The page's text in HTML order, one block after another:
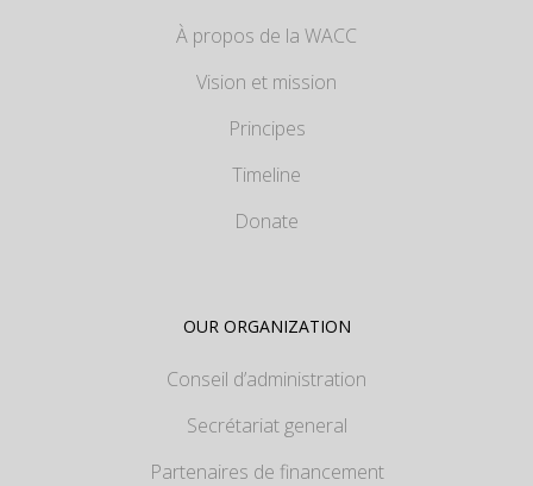
À propos de la WACC
Vision et mission
Principes
Timeline
Donate
OUR ORGANIZATION
Conseil d’administration
Secrétariat general
Partenaires de financement